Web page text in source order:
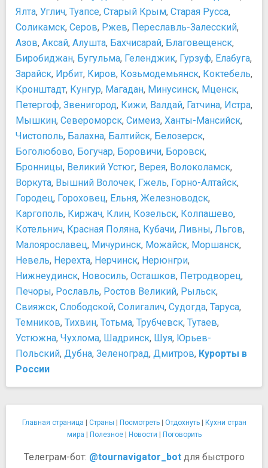
Ялта, Углич, Туапсе, Старый Крым, Старая Русса,
Соликамск, Серов, Ржев, Переславль-Залесский,
Азов, Аксай, Алушта, Бахчисарай, Благовещенск,
Биробиджан, Бугульма, Геленджик, Гурзуф, Елабуга,
Зарайск, Ирбит, Киров, Козьмодемьянск, Коктебель,
Кронштадт, Кунгур, Магадан, Минусинск, Мценск,
Петергоф, Звенигород, Кижи, Валдай, Гатчина, Истра,
Мышкин, Североморск, Симеиз, Ханты-Мансийск,
Чистополь, Балахна, Балтийск, Белозерск,
Боголюбово, Богучар, Боровичи, Боровск,
Бронницы, Великий Устюг, Верея, Волоколамск,
Воркута, Вышний Волочек, Гжель, Горно-Алтайск,
Городец, Гороховец, Ельня, Железноводск,
Каргополь, Киржач, Клин, Козельск, Колпашево,
Котельнич, Красная Поляна, Кубачи, Ливны, Льгов,
Малоярославец, Мичуринск, Можайск, Моршанск,
Невель, Нерехта, Нерчинск, Нерюнгри,
Нижнеудинск, Новосиль, Осташков, Петродворец,
Печоры, Рославль, Ростов Великий, Рыльск,
Свияжск, Слободской, Солигалич, Судогда, Таруса,
Темников, Тихвин, Тотьма, Трубчевск, Тутаев,
Устюжна, Чухлома, Шадринск, Шуя, Юрьев-
Польский, Дубна, Зеленоград, Дмитров, Курорты в
России
Главная страница Страны Посмотреть| Отдохнуть|
Кухни стран
мира
Полезное| Новости Поговорить
Телеграм-бот: @tournavigator_botдля быстрого